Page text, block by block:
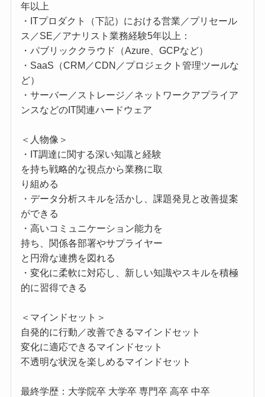
年以上
・ITプロダクト（下記）における営業／プリセール
ス／SE／アナリスト業務経験5年以上：
・パブリッククラウド（Azure、GCPなど）
・SaaS（CRM／CDN／プロジェクト管理ツールな
ど）
・サーバー／ストレージ／ネットワークアプライア
ンスなどのIT関連ハードウェア
＜人物像＞
・IT調達に関する深い知識と経験
を持ち戦略的な視点から業務に取
り組める
・データ分析スキルを活かし、課題発見と改善提案
ができる
・高いコミュニケーション能力を
持ち、関係各部署やサプライヤー
と円滑な連携を図れる
・変化に柔軟に対応し、新しい知識やスキルを積極
的に習得できる
＜マインドセット＞
自発的に行動／改善できるマインドセット
変化に適応できるマインドセット
不透明な状況を楽しめるマインドセット
最終学歴：大学院卒 大学卒 専門卒 高卒 中卒